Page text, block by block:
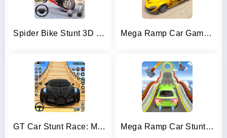
Spider Bike Stunt 3D Mega Ramp Mega Ramp Car Games Car Stunts
GT Car Stunt Race: Mega Ramps Mega Ramp Car Stunts Race Game